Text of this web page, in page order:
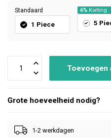
Standaard
1 Piece
6%Korting
5
Toevoegen
Grote hoeveelheid nodig?
1-2 werkdagen